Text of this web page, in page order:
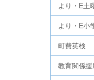
より・E土
より・E小
町費英検
教育関係